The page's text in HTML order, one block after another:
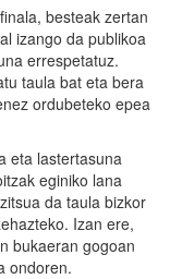
besteak zertan
izango da publikoa
errespetatuz.
taula bat eta bera
ordubeteko epea
eta lastertasuna
eginiko lana
da taula bizkor
Izan ere,
bukaeran gogoan
ondoren.